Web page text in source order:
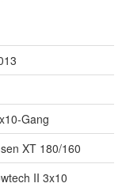
Gang
XT 180/160
II 3x10